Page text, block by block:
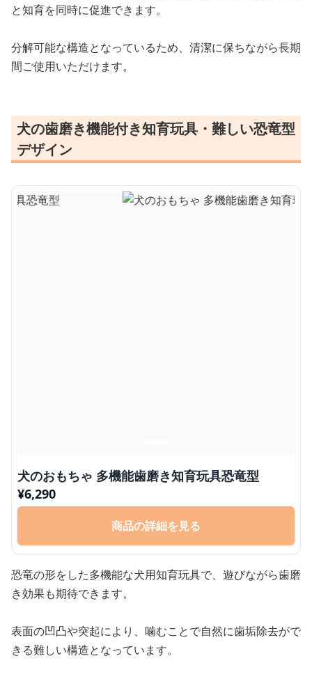
と知育を同時に促進できます。
分解可能な構造となっているため、清潔に保ちながら長期
間ご使用いただけます。
犬の歯磨き機能付き知育玩具・難しい恐竜型
デザイン
犬のおもちゃ 多機能歯磨き知育玩具恐竜型
¥6,290
商品の詳細を見る
恐竜の形をした多機能な犬用知育玩具で、遊びながら歯磨
き効果も期待できます。
表面の凹凸や突起により、噛むことで自然に歯垢除去がで
きる難しい構造となっています。